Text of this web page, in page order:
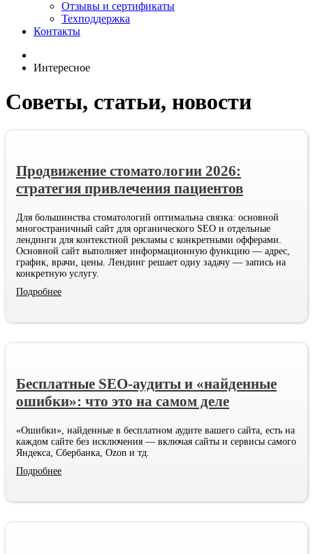
Отзывы и сертификаты
Техподдержка
Контакты
Интересное
Советы, статьи, новости
Продвижение стоматологии 2026:
стратегия привлечения пациентов
Для большинства стоматологий оптимальна связка: основной
многостраничный сайт для органического SEO и отдельные
лендинги для контекстной рекламы с конкретными офферами.
Основной сайт выполняет информационную функцию — адрес,
график, врачи, цены. Лендинг решает одну задачу — запись на
конкретную услугу.
Подробнее
Бесплатные SEO-аудиты и «найденные
ошибки»: что это на самом деле
«Ошибки», найденные в бесплатном аудите вашего сайта, есть на
каждом сайте без исключения — включая сайты и сервисы самого
Яндекса, Сбербанка, Ozon и тд.
Подробнее